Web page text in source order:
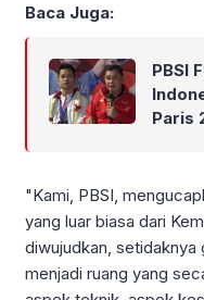
Baca Juga:
PBSI
Paris
"Kami, PBSI,
yang luar biasa dari
diwujudkan,
menjadi ruang yang